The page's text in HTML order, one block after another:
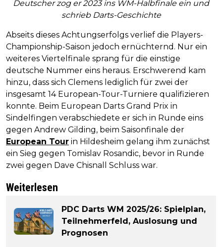
Deutscher zog er 2023 ins WM-Halbfinale ein und
schrieb Darts-Geschichte
Abseits dieses Achtungserfolgs verlief die Players-
Championship-Saison jedoch ernüchternd. Nur ein
weiteres Viertelfinale sprang für die einstige
deutsche Nummer eins heraus. Erschwerend kam
hinzu, dass sich Clemens lediglich für zwei der
insgesamt 14 European-Tour-Turniere qualifizieren
konnte. Beim European Darts Grand Prix in
Sindelfingen verabschiedete er sich in Runde eins
gegen Andrew Gilding, beim Saisonfinale der
European Tour in Hildesheim gelang ihm zunächst
ein Sieg gegen Tomislav Rosandic, bevor in Runde
zwei gegen Dave Chisnall Schluss war.
Weiterlesen
PDC Darts WM 2025/26: Spielplan,
Teilnehmerfeld, Auslosung und
Prognosen